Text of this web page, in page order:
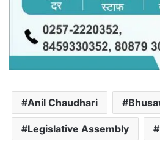
Anil Chaudhari
Legislative Assembly